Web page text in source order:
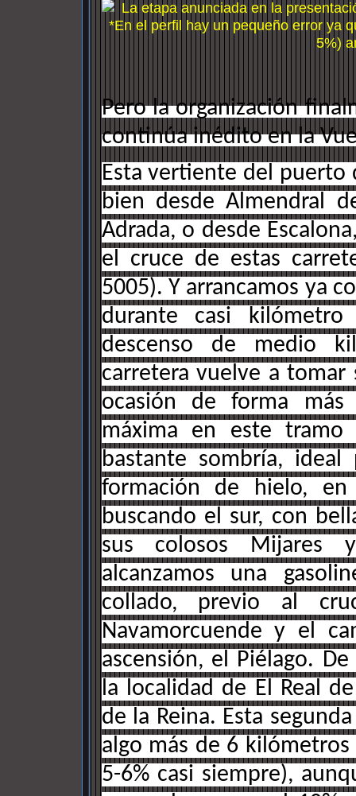
Pero la organización
continúa inédito en la
Esta vertiente del puerto
bien desde Almendral
Adrada, o desde
el cruce de estas
5005). Y arrancamos ya
durante casi
descenso de medio
carretera vuelve a
ocasión de forma
máxima en este
bastante sombría,
formación de hielo,
buscando el sur, con
sus colosos Mijares
alcanzamos una
collado, previo al
Navamorcuende y el
ascensión, el Piélago.
la localidad de El Real
de la Reina. Esta
algo más de 6
5-6% casi siempre),